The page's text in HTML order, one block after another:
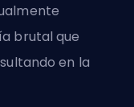
brutal que
en la